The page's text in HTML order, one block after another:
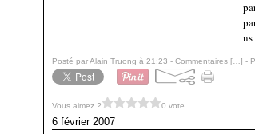
Posté par Alain Truong à 21:23 - Commentaires [ ] -
Vous aimez ? 0 vote
6 février 2007